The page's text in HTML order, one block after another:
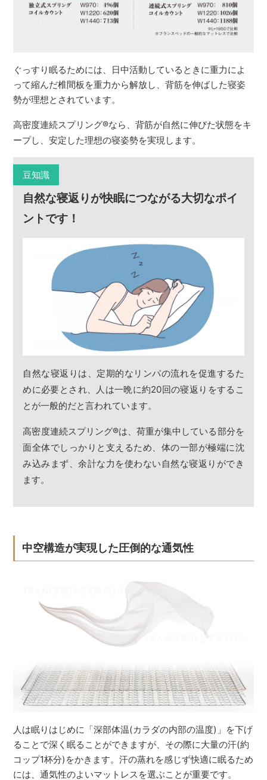
ぐっすり眠るためには、日中活動しているときに重力によ
って縮んだ椎間板を重力から解放し、背筋を伸ばした寝姿
勢が理想とされています。
高密度連続スプリング®なら、背筋が自然に伸びた状態をキ
ープし、安定した理想の寝姿勢を実現します。
豆知識
自然な寝返りが快眠につながる大切なポイ
ントです！
自然な寝返りは、定期的なリンパの流れを促進するた
めに必要とされ、人は一晩に約20回の寝返りをするこ
とが一般的だと言われています。
高密度連続スプリング®は、荷重が集中している部分を
面全体でしっかりと支えるため、体の一部が極端に沈
み込みまず、余計な力を使わない自然な寝返りができ
ます。
中空構造が実現した圧倒的な通気性
人は眠りはじめに「深部体温(カラダの内部の温度)」を下げ
ることで深く眠ることができますが、その際に大量の汗(約
コップ1杯分)をかきます。汗の蒸れを感じず快適に眠るため
には、通気性のよいマットレスを選ぶことが重要です。